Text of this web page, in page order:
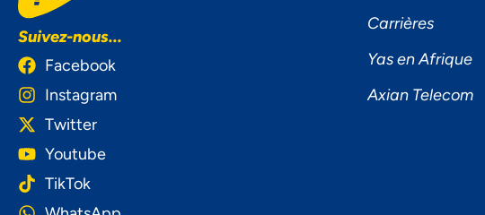
Suivez-nous...
Facebook
Instagram
Twitter
Youtube
TikTok
Carrières
Yas en Afrique
Axian Telecom